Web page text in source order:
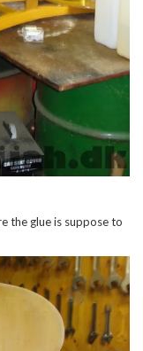
the glue is suppose to